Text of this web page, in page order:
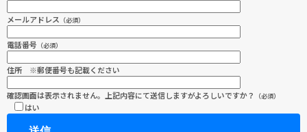
メールアドレス （必須）
電話番号 （必須）
住所 ※郵便番号も記載ください
確認画面は表示されません。上記内容にて送信しますがよろしいですか？ （必須）
はい